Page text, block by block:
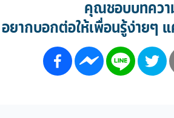
คุณชอบบทคว
อยากบอกต่อให้เพื่อนรู้ง่ายๆ